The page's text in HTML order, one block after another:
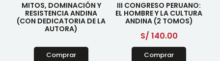
MITOS, DOMINACIÓN Y
RESISTENCIA ANDINA
(CON DEDICATORIA DE LA
AUTORA)
Comprar
III CONGRESO PERUANO:
EL HOMBRE Y LA CULTURA
ANDINA (2 TOMOS)
S/ 140.00
Comprar